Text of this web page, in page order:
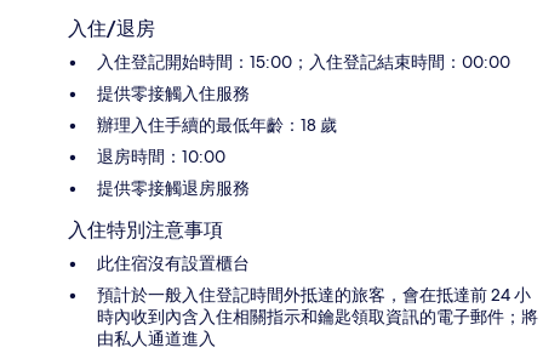
入住/退房
入住登記開始時間：15:00；入住登記結束時間：00:00
提供零接觸入住服務
辦理入住手續的最低年齡：18 歲
退房時間：10:00
提供零接觸退房服務
入住特別注意事項
此住宿沒有設置櫃台
預計於一般入住登記時間外抵達的旅客，會在抵達前 24 小
時內收到內含入住相關指示和鑰匙領取資訊的電子郵件；將
由私人通道進入